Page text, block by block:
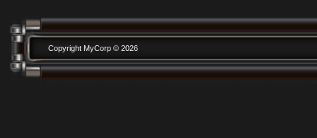
Copyright MyCorp © 2026